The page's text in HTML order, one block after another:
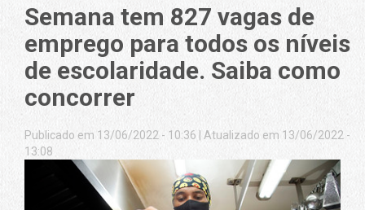
Semana tem 827 vagas de
emprego para todos os níveis
de escolaridade. Saiba como
concorrer
Publicado em 13/06/2022 - 10:36
Atualizado em 13/06/2022 -
13:08